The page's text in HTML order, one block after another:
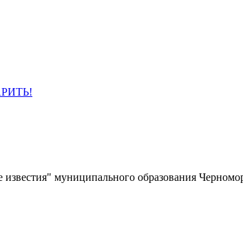
муниципального образования